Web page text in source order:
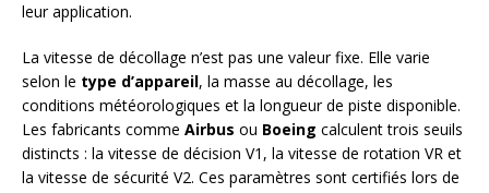
leur application.
La vitesse de décollage n’est pas une valeur fixe. Elle varie
selon le type d’appareil, la masse au décollage, les
conditions météorologiques et la longueur de piste disponible.
Les fabricants comme Airbus ou Boeing calculent trois seuils
distincts : la vitesse de décision V1, la vitesse de rotation VR et
la vitesse de sécurité V2. Ces paramètres sont certifiés lors de